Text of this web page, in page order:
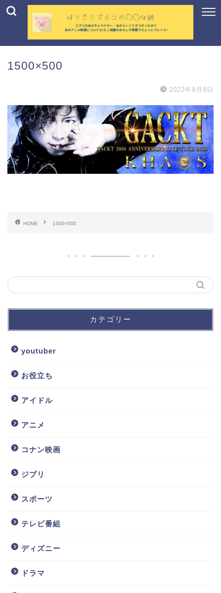
1500×500
2022年9月9日
HOME 1500×500
カテゴリー
youtuber
お役立ち
アイドル
アニメ
コナン映画
ジブリ
スポーツ
テレビ番組
ディズニー
ドラマ